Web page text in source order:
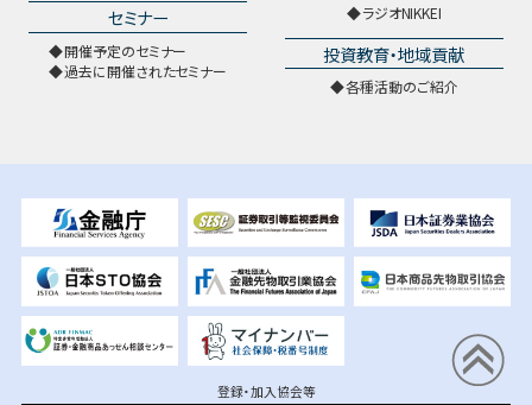
セミナー
開催予定のセミナー
過去に開催されたセミナー
ラジオNIKKEI
投資教育・地域貢献
各種活動のご紹介
登録・加入協会等